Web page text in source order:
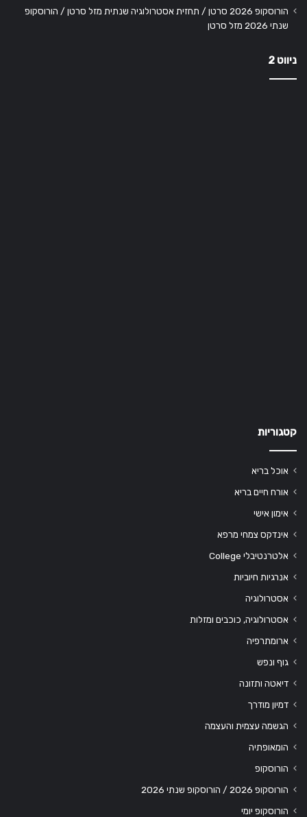
הורוסקופ 2026 סרטן / תחזית אסטרולוגיה שנתית מזל סרטן / הורוסקופ
שנתי 2026 מזל סרטן
ניווט 2
קטגוריות
אוכל בריא
אורח חיים בריא
אימון אישי
אינדקס צמחי מרפא
אלטרנטיבלי College
אנרגיות חיוביות
אסטרולוגיה
אסטרולוגיה, כוכבים ומזלות
ארומתרפיה
גוף ונפש
דיאטה ותזונה
דמיון מודרך
הגשמה עצמית והעצמה
הומאופתיה
הורוסקופ
הורוסקופ 2026 / הורוסקופ שנתי 2026
הורוסקופ יומי